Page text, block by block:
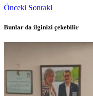
Önceki Sonraki
Bunlar da ilginizi çekebilir